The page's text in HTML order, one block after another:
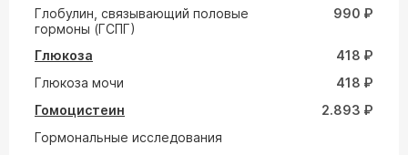
Глобулин, связывающий половые
гормоны (ГСПГ)
990 ₽
Глюкоза
418 ₽
Глюкоза мочи
418 ₽
Гомоцистеин
2.893 ₽
Гормональные исследования